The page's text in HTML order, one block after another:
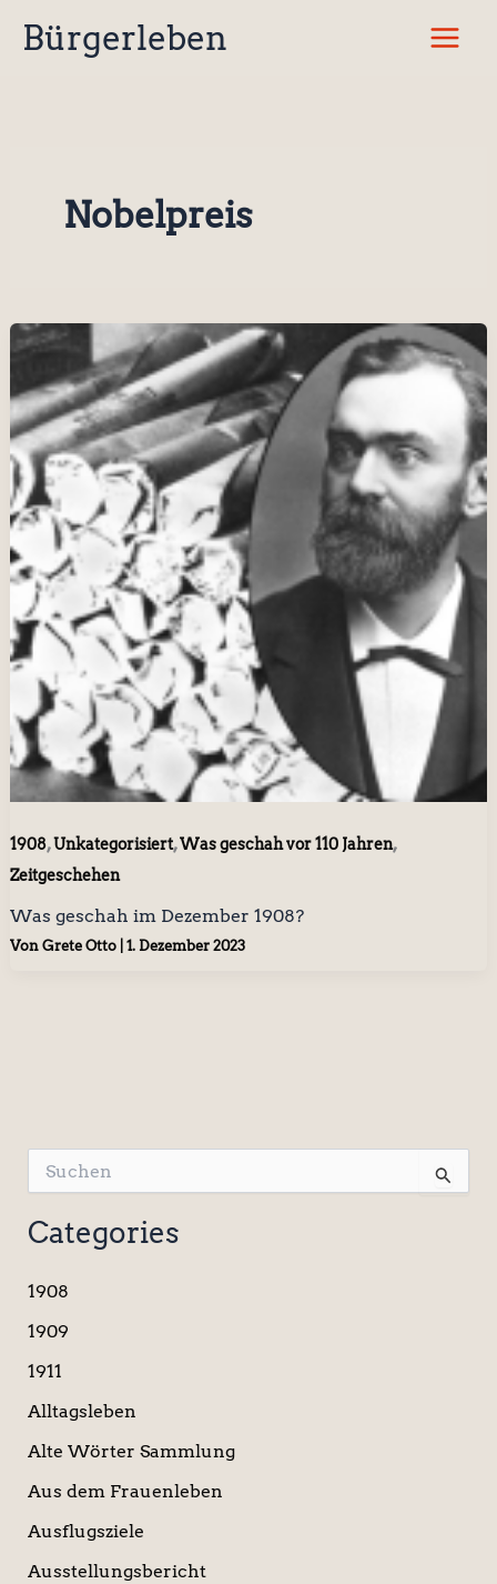
InhaltBürgerleben
Nobelpreis
1908,Unkategorisiert,Was geschah vor 110 Jahren,
Zeitgeschehen
Was geschah im Dezember 1908?
Von Grete Otto 1. Dezember 2023
u
c
h
n
a
h
Categories
1908
1909
1911
Alltagsleben
Alte Wörter Sammlung
Aus dem Frauenleben
Ausflugsziele
Ausstellungsbericht